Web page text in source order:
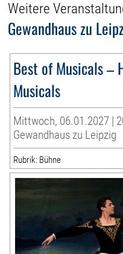
Weitere
Gewandhaus zu
Best of Musicals –
Musicals
Mittwoch, 06.01.2027 |
Gewandhaus zu Leipzig
Rubrik: Bühne